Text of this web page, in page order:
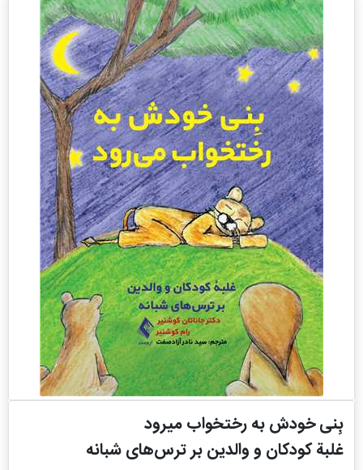
بِنی خودش به رختخواب میرود
غلبة کودکان و والدین بر ترس‌های شبانه